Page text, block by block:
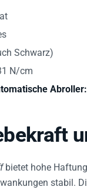
Schwarz)
N/cm
Abroller:
bietet hohe
stabil.